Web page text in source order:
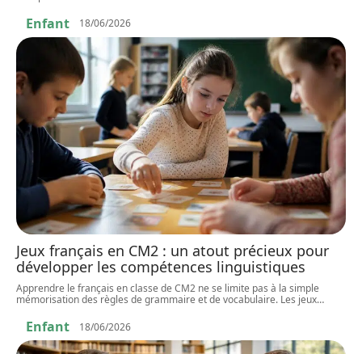
Enfant 18/06/2026
Jeux français en CM2 : un atout précieux pour
développer les compétences linguistiques
Apprendre le français en classe de CM2 ne se limite pas à la simple
mémorisation des règles de grammaire et de vocabulaire. Les jeux…
Enfant 18/06/2026